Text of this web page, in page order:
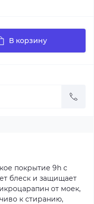
В корзину
покрытие 9h с
блеск и защищает
от моек,
к стиранию,